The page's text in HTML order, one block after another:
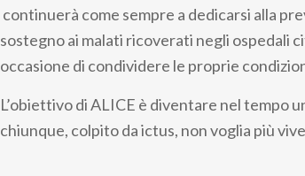
continuerà come sempre a dedicarsi alla
sostegno ai malati ricoverati negli ospedali
occasione di condividere le proprie
L’obiettivo di ALICE è diventare nel tempo
chiunque, colpito da ictus, non voglia più